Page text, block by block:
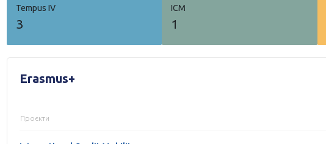
Tempus IV
3
ICM
1
Erasmus+
Проєкти